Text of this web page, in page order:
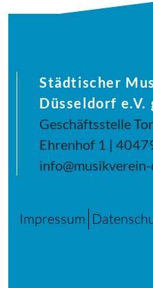
Städtischer
Düsseldorf e.V.
Geschäftsstelle
Ehrenhof 1 |
Impressum